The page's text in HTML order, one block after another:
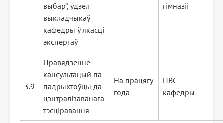
выбар”, удзел
выкладчыкаў
кафедры ў якасці
экспертаў
гімназіі
3.9
Правядзенне
кансультацый па
падрыхтоўцы да
цэнтралізаванага
тэсціравання
На працягу
года
ПВС
кафедры